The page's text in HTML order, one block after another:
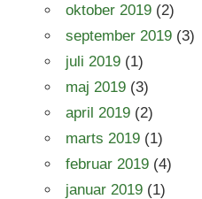
oktober 2019 (2)
september 2019 (3)
juli 2019 (1)
maj 2019 (3)
april 2019 (2)
marts 2019 (1)
februar 2019 (4)
januar 2019 (1)